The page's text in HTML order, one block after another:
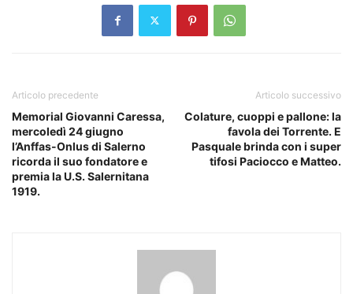
Articolo precedente
Memorial Giovanni Caressa,
mercoledì 24 giugno
l’Anffas-Onlus di Salerno
ricorda il suo fondatore e
premia la U.S. Salernitana
1919.
Articolo successivo
Colature, cuoppi e pallone: la
favola dei Torrente. E
Pasquale brinda con i super
tifosi Paciocco e Matteo.